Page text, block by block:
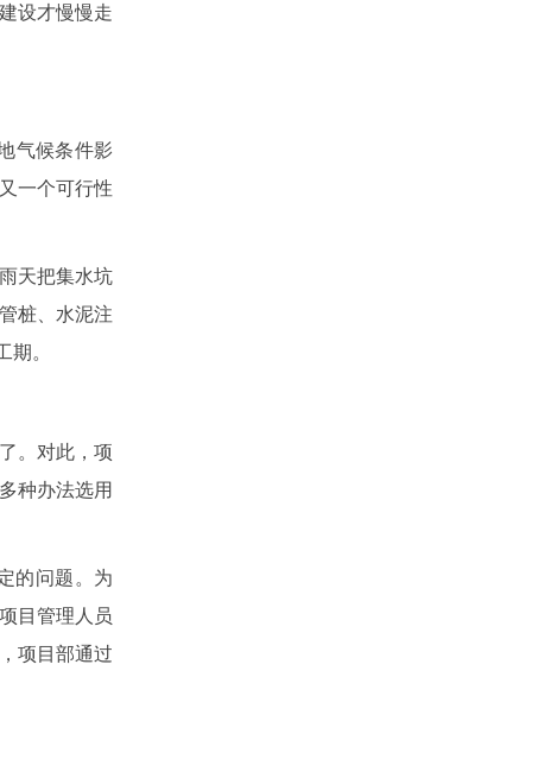
设才慢慢走
气候条件影
一个可行性
天把集水坑
桩、水泥注
。
。对此，项
种办法选用
的问题。为
目管理人员
项目部通过